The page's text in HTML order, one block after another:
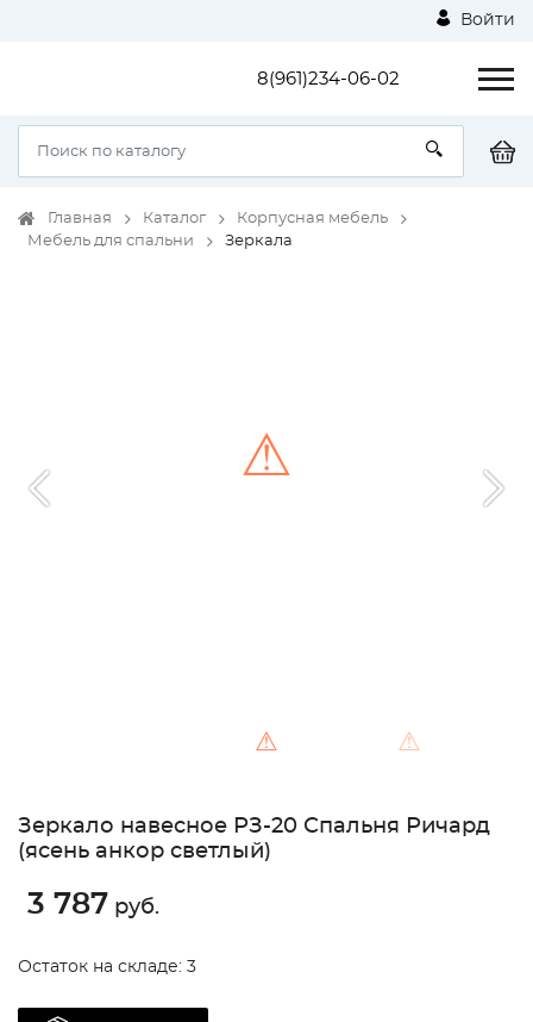
Войти
8(961)234-06-02
Главная Каталог
Корпусная мебель
Мебель для спальни
Зеркала
⚠ ⚠
⚠
Зеркало навесное РЗ-20 Спальня Ричард
(ясень анкор светлый)
3 787 руб.
Остаток на складе: 3